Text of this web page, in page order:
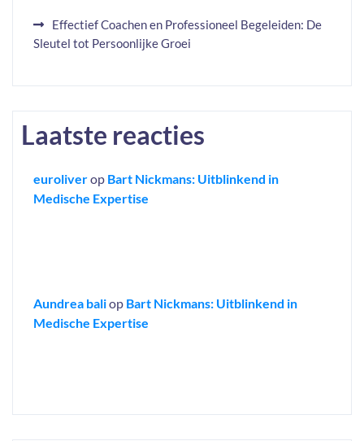
Effectief Coachen en Professioneel Begeleiden: De
Sleutel tot Persoonlijke Groei
Laatste reacties
euroliverop Bart Nickmans: Uitblinkend in
Medische Expertise
Aundrea baliop Bart Nickmans: Uitblinkend in
Medische Expertise